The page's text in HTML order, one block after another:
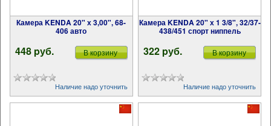
Камера KENDA 20" х 3,00", 68-
406 авто
448 pуб. В корзину
Наличие надо уточнить
Камера KENDA 20" х 1 3/8", 32/37-
438/451 спорт ниппель
322 pуб. В корзину
Наличие надо уточнить